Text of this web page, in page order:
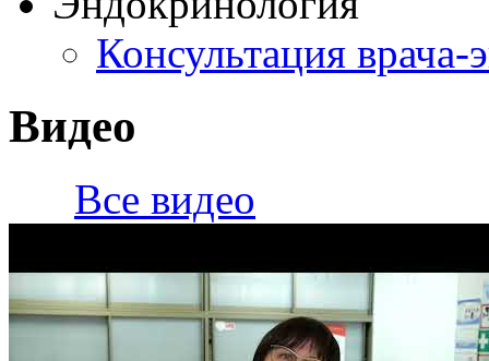
Консультация врача-
Видео
Все видео